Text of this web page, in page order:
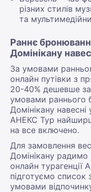
різних стилів
та
Раннє
Домінікану
За умовами
онлайн путівки з
20-40% дешевше за
умовами раннього
Домінікану навесні
АНЕКС Тур
на все включено.
Для замовлення
Домінікану
онлайн
підготуємо список
умовами